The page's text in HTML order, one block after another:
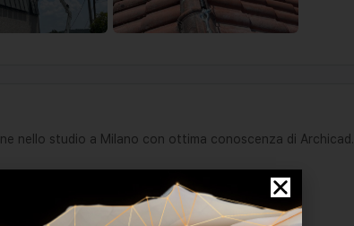
nello studio a Milano con ottima conoscenza di Archicad.